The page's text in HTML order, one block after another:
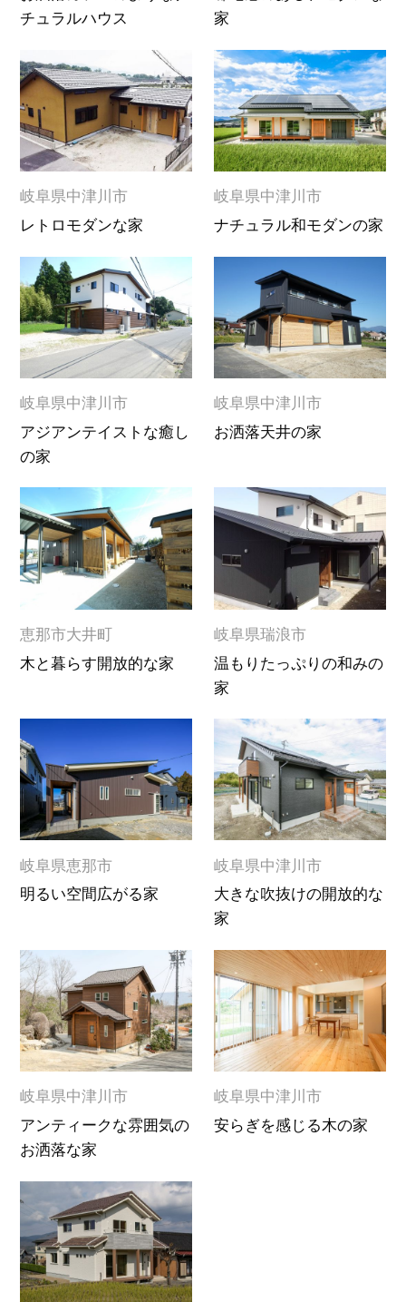
チュラルハウス
家
岐阜県中津川市
レトロモダンな家
岐阜県中津川市
ナチュラル和モダンの家
岐阜県中津川市
アジアンテイストな癒し
の家
岐阜県中津川市
お洒落天井の家
恵那市大井町
木と暮らす開放的な家
岐阜県瑞浪市
温もりたっぷりの和みの
家
岐阜県恵那市
明るい空間広がる家
岐阜県中津川市
大きな吹抜けの開放的な
家
岐阜県中津川市
アンティークな雰囲気の
お洒落な家
岐阜県中津川市
安らぎを感じる木の家